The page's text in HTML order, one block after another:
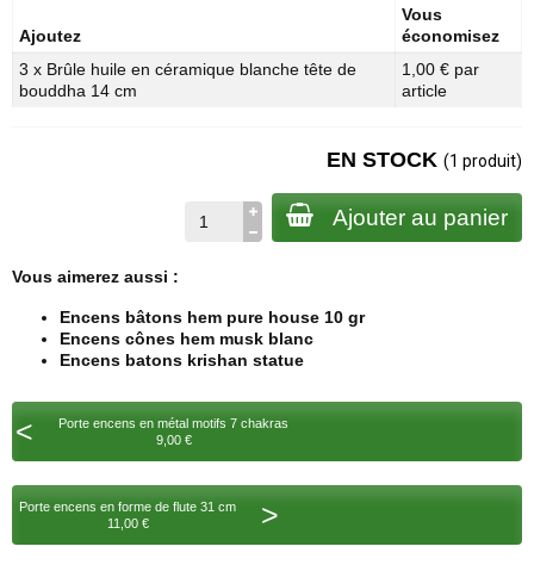
Ajoutez
Vous
économisez
3 x Brûle huile en céramique blanche tête de
bouddha 14 cm
1,00 € par
article
EN STOCK (1 produit)
Ajouter au panier
Vous aimerez aussi :
Encens bâtons hem pure house 10 gr
Encens cônes hem musk blanc
Encens batons krishan statue
<
Porte encens en métal motifs 7 chakras
9,00 €
Porte encens en forme de flute 31 cm
11,00 €
>